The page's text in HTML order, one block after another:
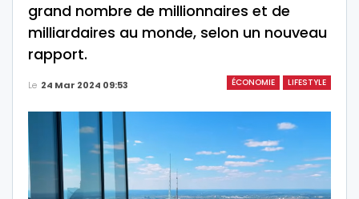
grand nombre de millionnaires et de
milliardaires au monde, selon un nouveau
rapport.
ÉCONOMIE LIFESTYLE
Le 24 Mar 2024 09:53